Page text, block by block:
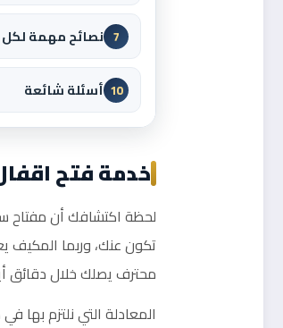
7 نصائح مهمة
10 أسئلة شائعة
خدمة فتح
لحظة اكتشافك أن مفتاح
تكون عنك، وربما المكيف
محترف يصلك خلال دقائق
المعادلة التي نلتزم